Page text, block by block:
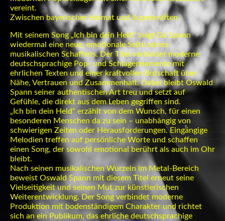
vereint.
Zwischen bayerischer Heimat und Superkräften
Mit seinem Song „Ich bin dein Held“ zeigt Da Spann
wiedermal eine neue, emotionale Seite seines
musikalischen Schaffens. Der Titel verbindet moderne
deutschsprachige Pop- und Schlagerelemente mit
ehrlichen Texten und einer kraftvollen Botschaft über
Nähe, Vertrauen und Zusammenhalt. Dabei bleibt Oswald
Spann seiner authentischen Art treu und setzt auf
Gefühle, die direkt aus dem Leben gegriffen sind.
„Ich bin dein Held“ erzählt von dem Wunsch, für einen
besonderen Menschen da zu sein – unabhängig von
schwierigen Zeiten oder Herausforderungen. Eingängige
Melodien treffen auf persönliche Worte und schaffen
einen Song, der sowohl emotional berührt als auch im Ohr
bleibt.
Nach seinen musikalischen Wurzeln im Metal-Bereich
beweist Oswald Spann mit diesem Titel erneut seine
Vielseitigkeit und seinen Mut zur künstlerischen
Weiterentwicklung. Der Song verbindet moderne
Produktion mit bodenständigem Charakter und richtet
sich an ein Publikum, das ehrliche deutschsprachige